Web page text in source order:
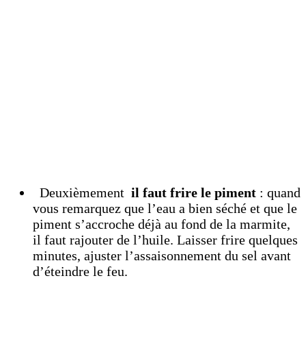
Deuxièmement il faut frire le piment : quand
vous remarquez que l’eau a bien séché et que le
piment s’accroche déjà au fond de la marmite,
il faut rajouter de l’huile. Laisser frire quelques
minutes, ajuster l’assaisonnement du sel avant
d’éteindre le feu.